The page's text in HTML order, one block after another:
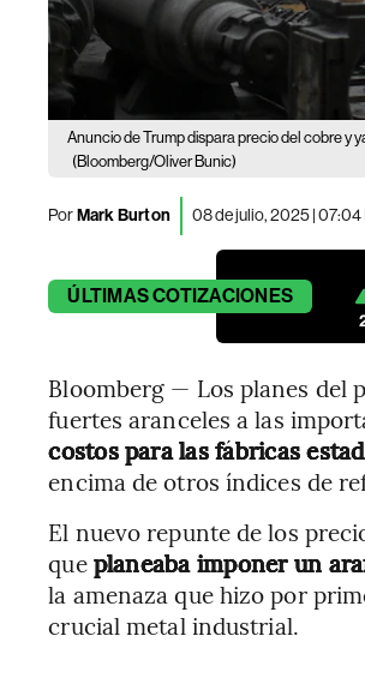
Anuncio de Trump dispara precio del cobre y
(Bloomberg/Oliver Bunic)
PorMark Burton 08 de julio, 2025 | 07:04
ÚLTIMASCOTIZACIONES
Bloomberg — Los planes del
fuertes aranceles a las
costos para las fábricas
encima de otros índices de
El nuevo repunte de los
queplaneaba imponer un
la amenaza que hizo por
crucial metal industrial.